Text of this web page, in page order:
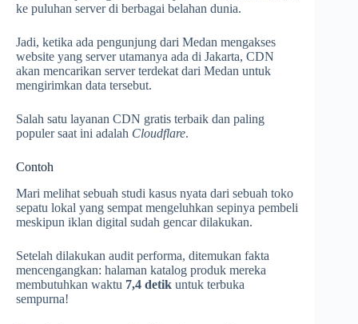
ke puluhan server di berbagai belahan dunia.
Jadi, ketika ada pengunjung dari Medan mengakses
website yang server utamanya ada di Jakarta, CDN
akan mencarikan server terdekat dari Medan untuk
mengirimkan data tersebut.
Salah satu layanan CDN gratis terbaik dan paling
populer saat ini adalah Cloudflare.
Contoh
Mari melihat sebuah studi kasus nyata dari sebuah toko
sepatu lokal yang sempat mengeluhkan sepinya pembeli
meskipun iklan digital sudah gencar dilakukan.
Setelah dilakukan audit performa, ditemukan fakta
mencengangkan: halaman katalog produk mereka
membutuhkan waktu 7,4 detik untuk terbuka
sempurna!